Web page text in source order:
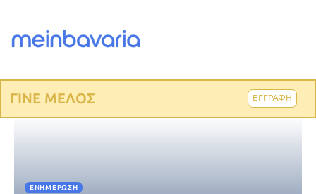
ΓΙΝΕ ΜΕΛΟΣ ΕΓΓΡΑΦΗ
ΕΝΗΜΈΡΩΣΗ